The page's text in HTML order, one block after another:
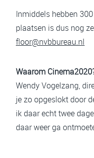
Inmiddels hebben
plaatsen is dus nog
floor@nvbbureau.nl
Waarom
Wendy Vogelzang,
je zo opgeslokt door
ik daar echt twee
daar weer ga